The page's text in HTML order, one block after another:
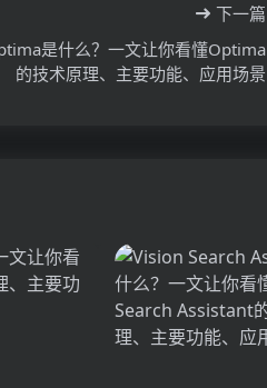
下一篇
是什么？一文让你看懂Optima
的技术原理、主要功能、应用场景